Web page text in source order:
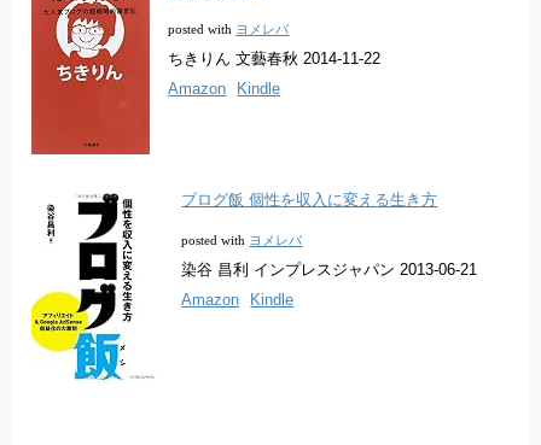
posted with ヨメレバ
ちきりん 文藝春秋 2014-11-22
Amazon
Kindle
ブログ飯 個性を収入に変える生き方
posted with ヨメレバ
染谷 昌利 インプレスジャパン 2013-06-21
Amazon
Kindle